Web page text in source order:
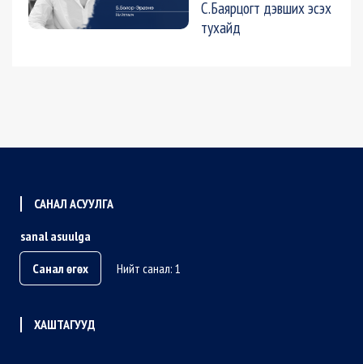
С.Баярцогт дэвших эсэх
тухайд
САНАЛ АСУУЛГА
sanal asuulga
Санал өгөх
Нийт санал: 1
ХАШТАГУУД